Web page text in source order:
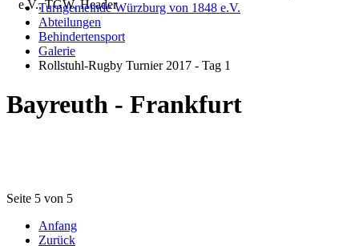
Turngemeinde Würzburg von 1848 e.V.
Abteilungen
Behindertensport
Galerie
Rollstuhl-Rugby Turnier 2017 - Tag 1
Bayreuth - Frankfurt
Seite 5 von 5
Anfang
Zurück